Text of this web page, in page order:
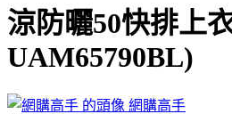
涼防曬50快排上
UAM65790BL)
網購高手